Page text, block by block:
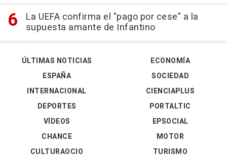
La UEFA confirma el "pago por cese" a la
supuesta amante de Infantino
ÚLTIMAS NOTICIAS
ESPAÑA
INTERNACIONAL
DEPORTES
VÍDEOS
ECONOMÍA
SOCIEDAD
CIENCIAPLUS
PORTALTIC
EPSOCIAL
CHANCE
CULTURAOCIO
MOTOR
TURISMO